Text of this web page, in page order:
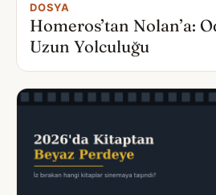
DOSYA
Homeros’tan Nolan’a:
Uzun Yolculuğu